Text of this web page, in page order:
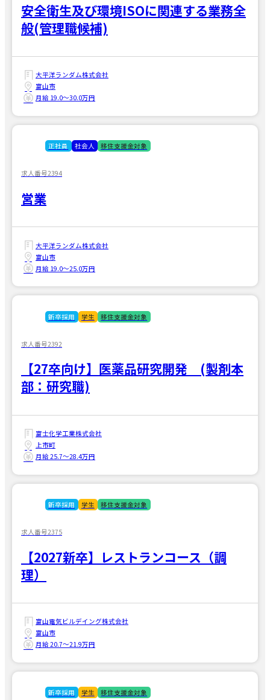
安全衛生及び環境ISOに関連する業務全
般(管理職候補)
大平洋ランダム株式会社
富山市
月給 19.0〜30.0万円
正社員 社会人 移住支援金対象
求人番号2394
営業
大平洋ランダム株式会社
富山市
月給 19.0〜25.0万円
新卒採用 学生 移住支援金対象
求人番号2392
【27卒向け】医薬品研究開発 (製剤本
部：研究職)
富士化学工業株式会社
上市町
月給 25.7〜28.4万円
新卒採用 学生 移住支援金対象
求人番号2375
【2027新卒】レストランコース（調
理）
富山電気ビルデイング株式会社
富山市
月給 20.7〜21.9万円
新卒採用 学生 移住支援金対象